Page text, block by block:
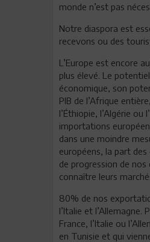
monde n’est pas
Notre diaspora est
recevons ou des
L’Europe est encore
plus élevé. Le
économique, son
PIB de l’Afrique
l’Éthiopie, l’Algérie
importations
dans une moindre
européens, la part
de progression de
connaître leurs
80% de nos
l’Italie et
France, l’Italie ou
en Tunisie et qui